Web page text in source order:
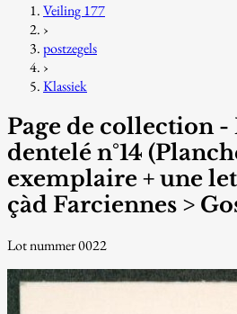
Veiling 177
›
postzegels
›
Klassiek
Page de collection
dentelé n°14
exemplaire + une
çàd Farciennes >
Lot nummer 0022